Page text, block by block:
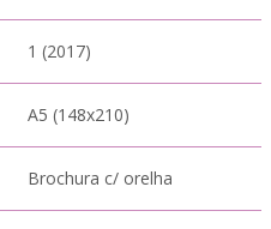
1 (2017)
A5 (148x210)
Brochura c/ orelha